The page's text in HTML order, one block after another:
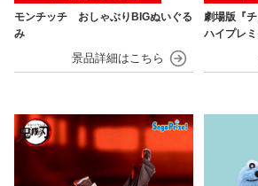
モンチッチ おしゃぶりBIGぬいぐる
み
劇場版『
ハイプレ